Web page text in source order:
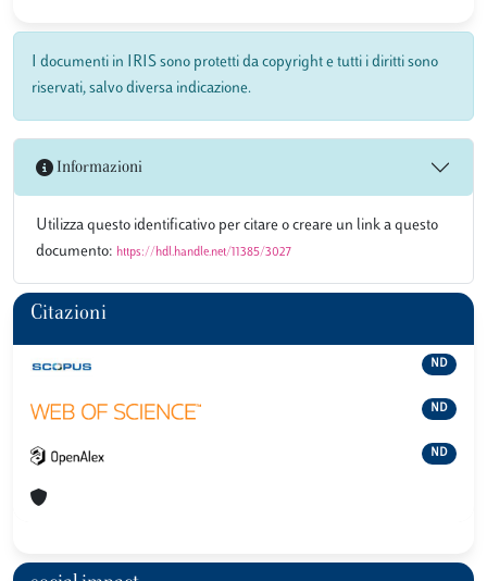
I documenti in IRIS sono protetti da copyright e tutti i diritti sono
riservati, salvo diversa indicazione.
Informazioni
Utilizza questo identificativo per citare o creare un link a questo
documento: https://hdl.handle.net/11385/3027
Citazioni
ND
ND
ND